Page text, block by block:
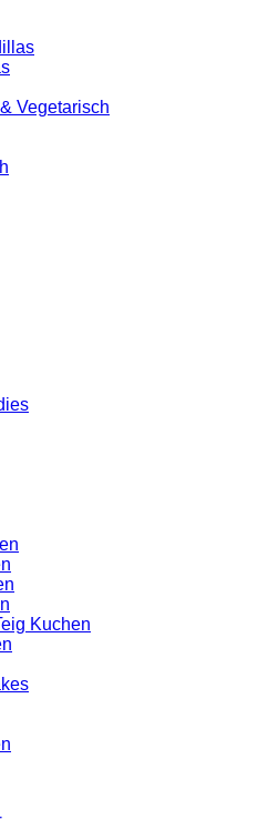
Vegetarisch
Kuchen